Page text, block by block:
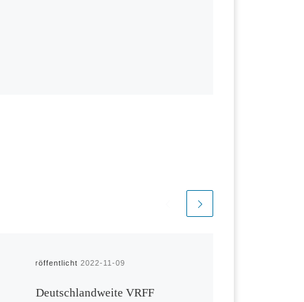
Veröffentlicht2022-11-09
Deutschlandweite VRFF